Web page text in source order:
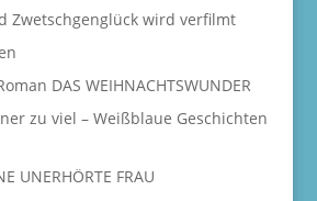
Zwetschgenglück wird verfilmt
DAS WEIHNACHTSWUNDER
zu viel – Weißblaue Geschichten
UNERHÖRTE FRAU